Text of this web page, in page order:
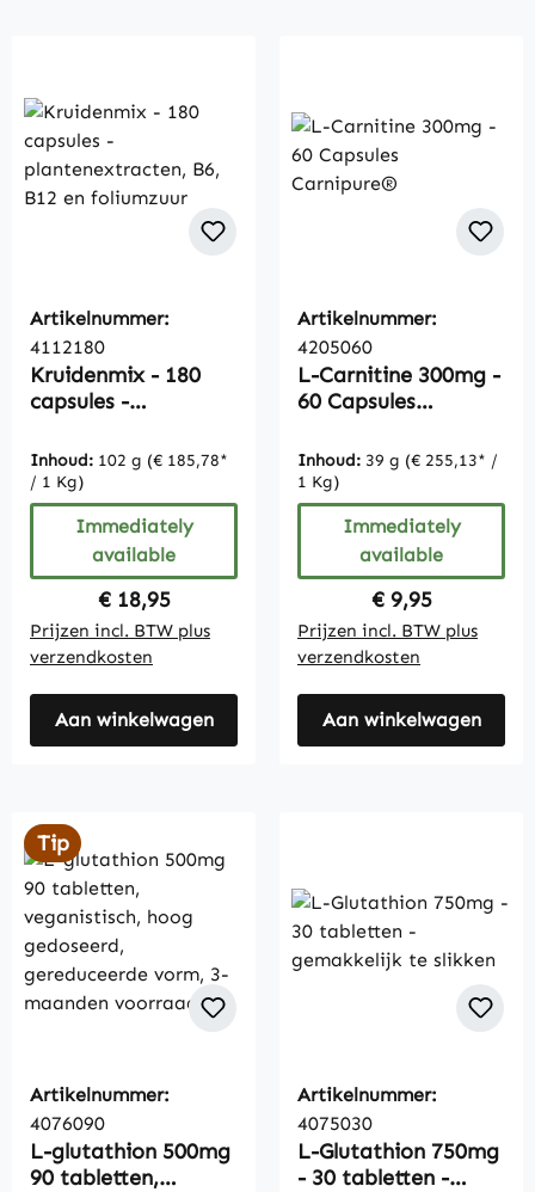
Artikelnummer:
4112180
Kruidenmix - 180
capsules -
B6, B12 en
foliumzuur
Inhoud: 102 g (€ 185,78*
/ 1 Kg)
Immediately
available
Regular price:
€ 18,95
Prijzen incl. BTW plus
verzendkosten
Aan winkelwagen
Artikelnummer:
4205060
L-Carnitine 300mg -
60 Capsules
Inhoud: 39 g (€ 255,13* /
1 Kg)
Immediately
available
Regular price:
€ 9,95
Prijzen incl. BTW plus
verzendkosten
Aan winkelwagen
Tip
Artikelnummer:
4076090
L-glutathion 500mg
90 tabletten,
Artikelnummer:
4075030
L-Glutathion 750mg
- 30 tabletten -